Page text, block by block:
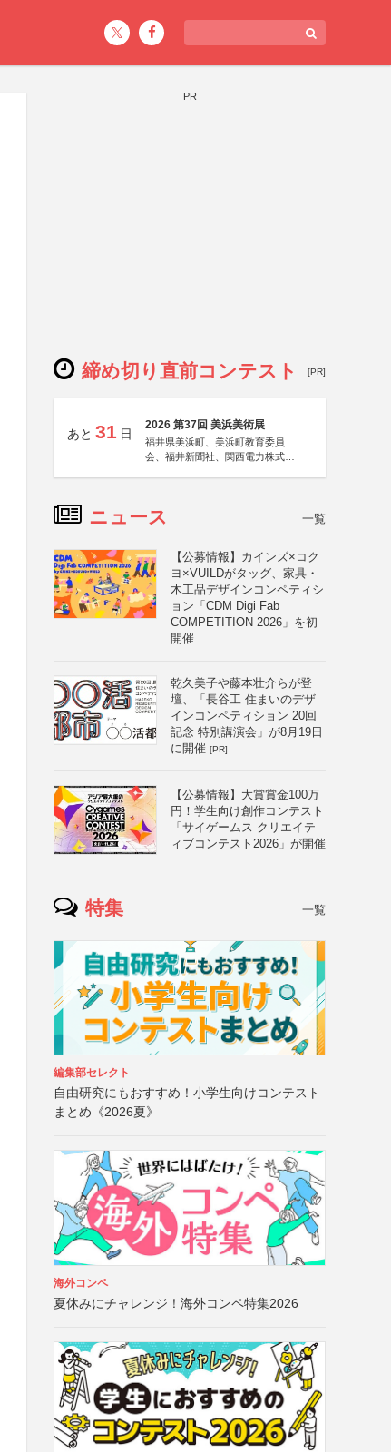
PR
締め切り直前コンテスト [PR]
あと 31 日
2026 第37回 美浜美術展
福井県美浜町、美浜町教育委員
会、福井新聞社、関西電力株式会
ニュース 一覧
【公募情報】カインズ×コク
ヨ×VUILDがタッグ、家具・
木工品デザインコンペティシ
ョン「CDM Digi Fab
COMPETITION 2026」を初
開催
乾久美子や藤本壮介らが登
壇、「長谷工 住まいのデザ
インコンペティション 20回
記念 特別講演会」が8月19日
に開催 [PR]
【公募情報】大賞賞金100万
円！学生向け創作コンテスト
「サイゲームス クリエイテ
ィブコンテスト2026」が開催
特集 一覧
編集部セレクト
自由研究にもおすすめ！小学生向けコンテスト
まとめ《2026夏》
海外コンペ
夏休みにチャレンジ！海外コンペ特集2026